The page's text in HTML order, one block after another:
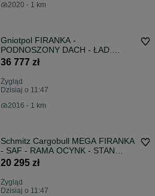
2020 - 1 km
Gniotpol FIRANKA -
PODNOSZONY DACH - ŁAD.
7700kg - OCYNK
36 777 zł
Żygląd
Dzisiaj o 11:47
2016 - 1 km
Schmitz Cargobull MEGA FIRANKA
- SAF - RAMA OCYNK - STAN
DOBRY
20 295 zł
Żygląd
Dzisiaj o 11:47